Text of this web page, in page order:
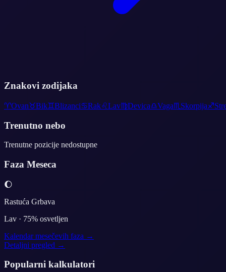
Znakovi zodijaka
♈Ovan♉Bik♊Blizanci♋Rak♌Lav♍Devica♎Vaga♏ Skorpija♐
Trenutno nebo
Trenutne pozicije nedostupne
Faza Meseca
🌔
Rastuća Grbava
Lav · 75% osvetljen
Kalendar mesečevih faza →
Detaljni pregled →
Popularni kalkulatori